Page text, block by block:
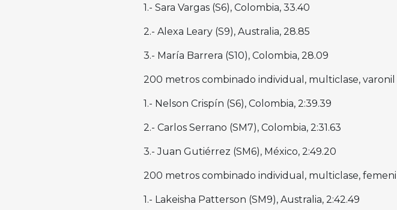
1.- Sara Vargas (S6), Colombia, 33.40
2.- Alexa Leary (S9), Australia, 28.85
3.- María Barrera (S10), Colombia, 28.09
200 metros combinado individual, multiclase, varonil
1.- Nelson Crispín (S6), Colombia, 2:39.39
2.- Carlos Serrano (SM7), Colombia, 2:31.63
3.- Juan Gutiérrez (SM6), México, 2:49.20
200 metros combinado individual, multiclase, femenil
1.- Lakeisha Patterson (SM9), Australia, 2:42.49